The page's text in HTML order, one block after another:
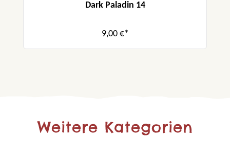
Dark Paladin 14
9,00 €*
Weitere Kategorien